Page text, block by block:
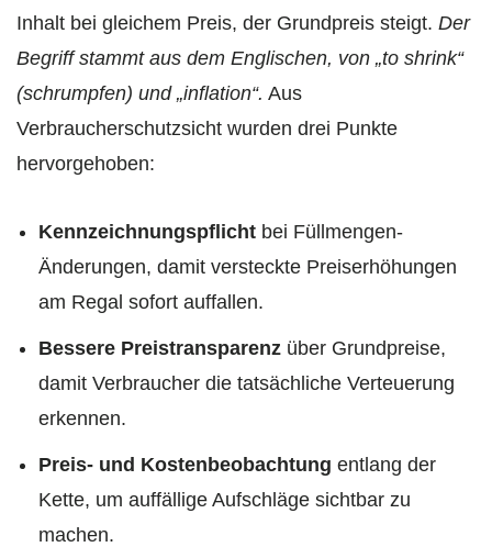
Inhalt bei gleichem Preis, der Grundpreis steigt. Der
Begriff stammt aus dem Englischen, von „to shrink“
(schrumpfen) und „inflation“. Aus
Verbraucherschutzsicht wurden drei Punkte
hervorgehoben:
Kennzeichnungspflicht bei Füllmengen-
Änderungen, damit versteckte Preiserhöhungen
am Regal sofort auffallen.
Bessere Preistransparenz über Grundpreise,
damit Verbraucher die tatsächliche Verteuerung
erkennen.
Preis- und Kostenbeobachtung entlang der
Kette, um auffällige Aufschläge sichtbar zu
machen.